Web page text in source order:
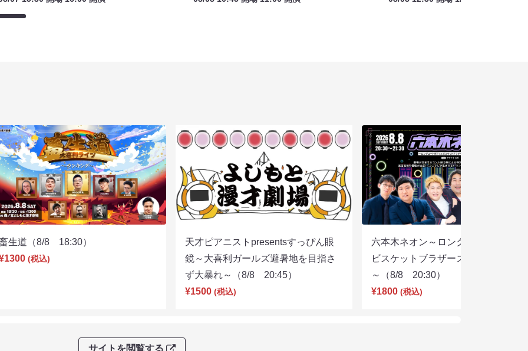
生道（8/8 18:30）
(税込)
天才ピアニストpresentsすっぴん眼
鏡～大喜利ガールズ避暑地を目指さ
ず大暴れ～（8/8 20:45）
¥1500 (税込)
六本木ネオン～ロングコートダディ×
ビスケットブラザーズ×ヨネダ2000
～（8/8 20:30）
¥1800 (税込)
サイトを閲覧する